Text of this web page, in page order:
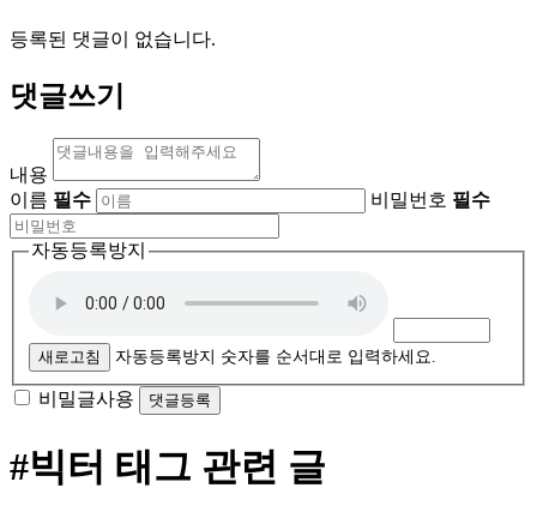
등록된 댓글이 없습니다.
댓글쓰기
내용
이름 필수 비밀번호 필수
자동등록방지
새로고침 자동등록방지 숫자를 순서대로 입력하세요.
비밀글사용
#빅터 태그 관련 글